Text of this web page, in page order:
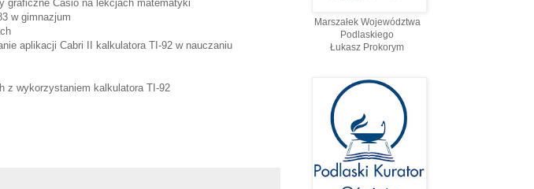
graficzne Casio na lekcjach matematyki
w gimnazjum
aplikacji Cabri II kalkulatora TI-92 w nauczaniu
z wykorzystaniem kalkulatora TI-92
Marszałek Województwa
Podlaskiego
Łukasz Prokorym